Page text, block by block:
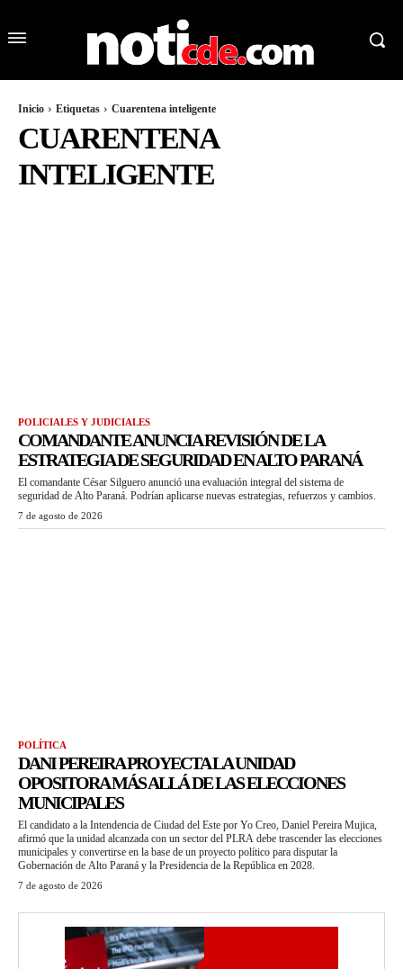
Inicio Etiquetas Cuarentena inteligente
CUARENTENA
INTELIGENTE
POLICIALES Y JUDICIALES
COMANDANTE ANUNCIA REVISIÓN DE LA
ESTRATEGIA DE SEGURIDAD EN ALTO PARANÁ
El comandante César Silguero anunció una evaluación integral del sistema de
seguridad de Alto Paraná. Podrían aplicarse nuevas estrategias, refuerzos y cambios.
7 de agosto de 2026
POLÍTICA
DANI PEREIRA PROYECTA LA UNIDAD
OPOSITORA MÁS ALLÁ DE LAS ELECCIONES
MUNICIPALES
El candidato a la Intendencia de Ciudad del Este por Yo Creo, Daniel Pereira Mujica,
afirmó que la unidad alcanzada con un sector del PLRA debe trascender las elecciones
municipales y convertirse en la base de un proyecto político para disputar la
Gobernación de Alto Paraná y la Presidencia de la República en 2028.
7 de agosto de 2026